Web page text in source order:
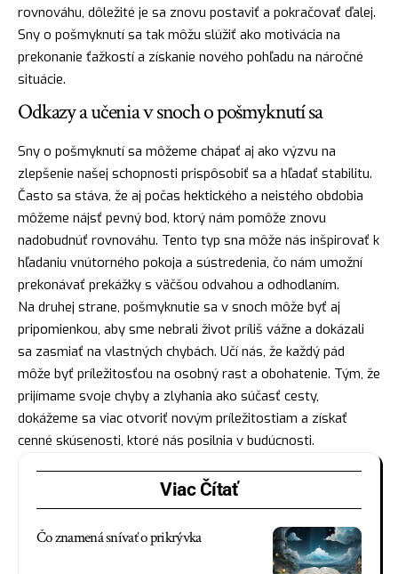
rovnováhu, dôležité je sa znovu postaviť a pokračovať ďalej.
Sny o pošmyknutí sa tak môžu slúžiť ako motivácia na
prekonanie ťažkostí a získanie nového pohľadu na náročné
situácie.
Odkazy a učenia v snoch o pošmyknutí sa
Sny o pošmyknutí sa môžeme chápať aj ako výzvu na
zlepšenie našej schopnosti prispôsobiť sa a hľadať stabilitu.
Často sa stáva, že aj počas hektického a neistého obdobia
môžeme nájsť pevný bod, ktorý nám pomôže znovu
nadobudnúť rovnováhu. Tento typ sna môže nás inšpirovať k
hľadaniu vnútorného pokoja a sústredenia, čo nám umožní
prekonávať prekážky s väčšou odvahou a odhodlaním.
Na druhej strane, pošmyknutie sa v snoch môže byť aj
pripomienkou, aby sme nebrali život príliš vážne a dokázali
sa zasmiať na vlastných chybách. Učí nás, že každý pád
môže byť príležitosťou na osobný rast a obohatenie. Tým, že
prijímame svoje chyby a zlyhania ako súčasť cesty,
dokážeme sa viac otvoriť novým príležitostiam a získať
cenné skúsenosti, ktoré nás posilnia v budúcnosti.
Viac Čítať
Čo znamená snívať o prikrývka